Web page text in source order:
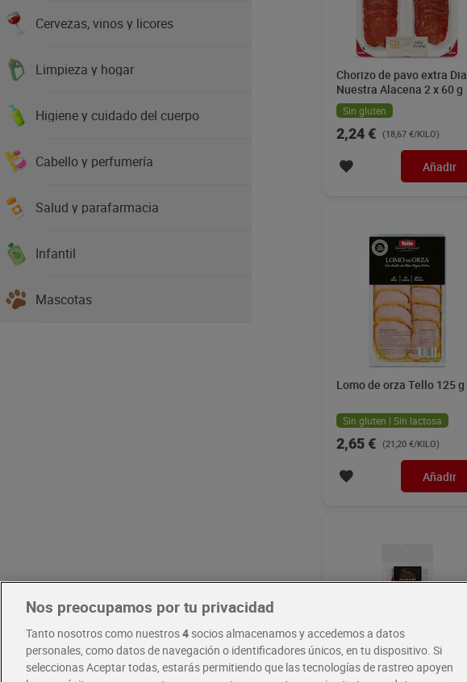
Cervezas, vinos y licores
Limpieza y hogar
Higiene y cuidado del cuerpo
Cabello y perfumería
Salud y parafarmacia
Infantil
Mascotas
Chorizo de pavo extra Dia
Nuestra Alacena 2 x 60 g
Sin gluten
2,24 € (18,67 €/KILO)
Añadir
Lomo de orza Tello 125 g
Sin gluten | Sin lactosa
2,65 € (21,20 €/KILO)
Añadir
Nos preocupamos por tu privacidad
Tanto nosotros como nuestros4socios almacenamos y accedemos a datos
personales, como datos de navegación o identificadores únicos, en tu dispositivo. Si
seleccionas Aceptar todas, estarás permitiendo que las tecnologías de rastreo apoyen